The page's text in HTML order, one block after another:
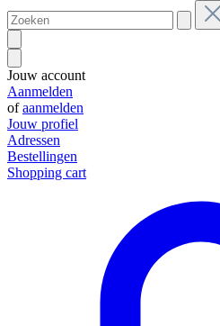
Jouw account
Aanmelden
ofaanmelden
Jouw profiel
Adressen
Bestellingen
Shopping cart